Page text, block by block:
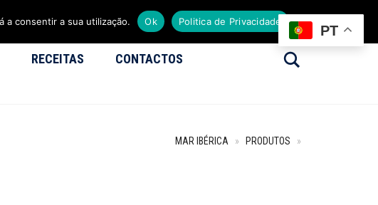
RECEITAS CONTACTOS
MAR IBÉRICA » PRODUTOS »
PT
a consentir a sua utilização. Ok Politica de Privacidade